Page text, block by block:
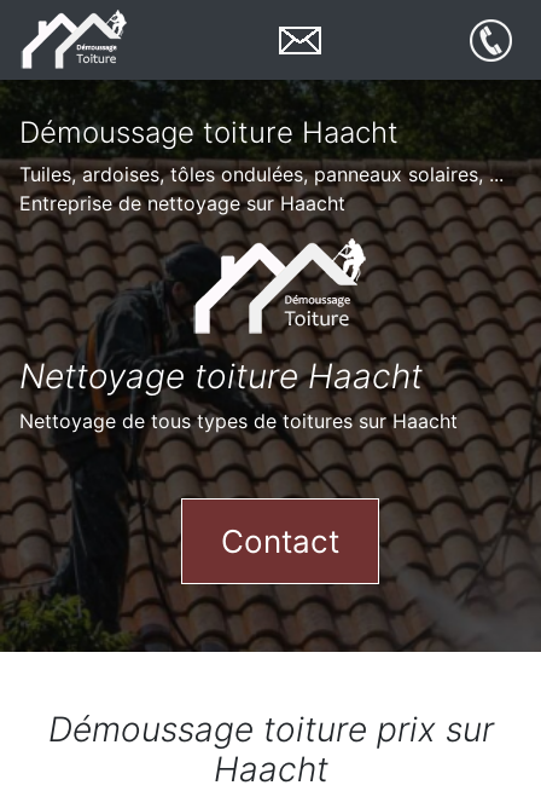
Démoussage toiture Haacht
Tuiles, ardoises, tôles ondulées, panneaux solaires, ...
Entreprise de nettoyage sur Haacht
Nettoyage toiture Haacht
Nettoyage de tous types de toitures sur Haacht
Contact
Démoussage toiture prix sur
Haacht